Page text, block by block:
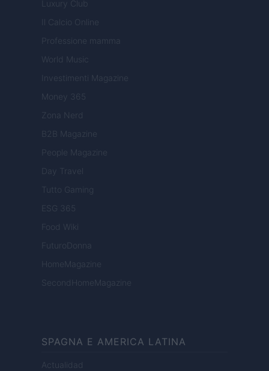
Luxury Club
Il Calcio Online
Professione mamma
World Music
Investimenti Magazine
Money 365
Zona Nerd
B2B Magazine
People Magazine
Day Travel
Tutto Gaming
ESG 365
Food Wiki
FuturoDonna
HomeMagazine
SecondHomeMagazine
SPAGNA E AMERICA LATINA
Actualidad